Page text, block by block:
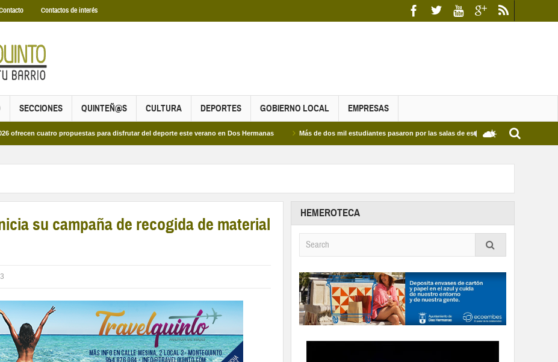
Contactos de interés
SECCIONES QUINTEÑ@S CULTURA DEPORTES GOBIERNO LOCAL EMPRESAS
propuestas para disfrutar del deporte este verano en Dos Hermanas Más de dos mil estudiantes pasaron por las salas de estudio de las Bibliotecas
su campaña de recogida de material
HEMEROTECA